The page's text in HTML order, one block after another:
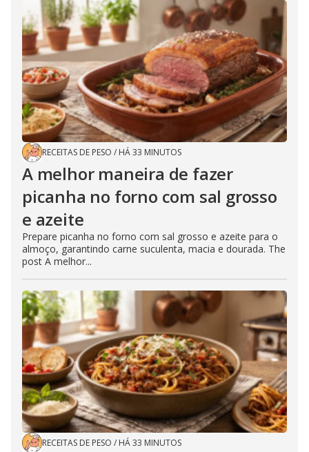
RECEITAS DE PESO / HÁ 33 MINUTOS
A melhor maneira de fazer
picanha no forno com sal grosso
e azeite
Prepare picanha no forno com sal grosso e azeite para o
almoço, garantindo carne suculenta, macia e dourada. The
post A melhor...
RECEITAS DE PESO / HÁ 33 MINUTOS